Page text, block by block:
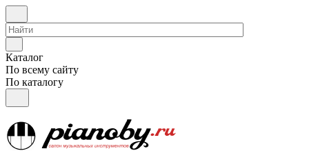
Каталог
По всему сайту
По каталогу